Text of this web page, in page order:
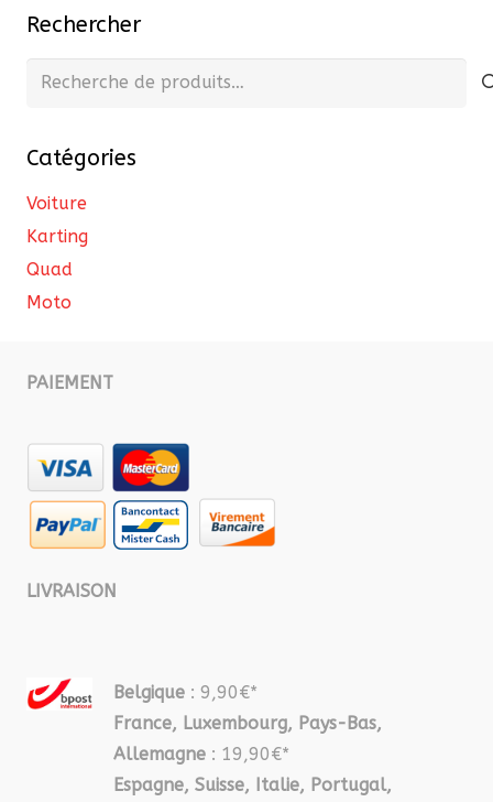
Rechercher
Recherche
Catégories
Voiture
Karting
Quad
Moto
PAIEMENT
LIVRAISON
Belgique : 9,90€*
France, Luxembourg, Pays-Bas,
Allemagne : 19,90€*
Espagne, Suisse, Italie, Portugal,